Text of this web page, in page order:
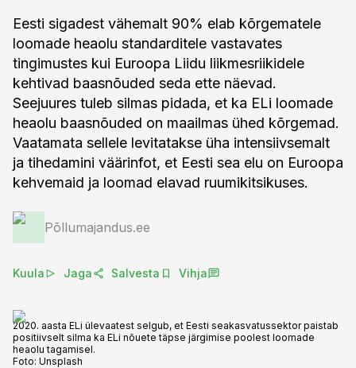
Eesti sigadest vähemalt 90% elab kõrgematele
loomade heaolu standarditele vastavates
tingimustes kui Euroopa Liidu liikmesriikidele
kehtivad baasnõuded seda ette näevad.
Seejuures tuleb silmas pidada, et ka ELi loomade
heaolu baasnõuded on maailmas ühed kõrgemad.
Vaatamata sellele levitatakse üha intensiivsemalt
ja tihedamini väärinfot, et Eesti sea elu on Euroopa
kehvemaid ja loomad elavad ruumikitsikuses.
Põllumajandus.ee
Kuula Jaga Salvesta Vihja
2020. aasta ELi ülevaatest selgub, et Eesti seakasvatussektor paistab
positiivselt silma ka ELi nõuete täpse järgimise poolest loomade
heaolu tagamisel.
Foto: Unsplash